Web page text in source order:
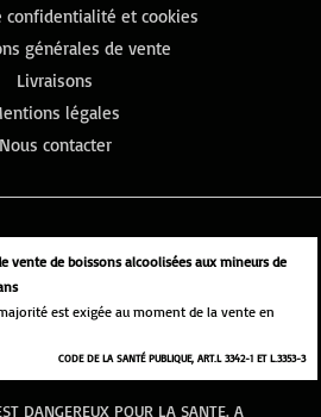
confidentialité et cookies
générales de vente
Livraisons
légales
Nous contacter
vente de boissons alcoolisées aux mineurs de
est exigée au moment de la vente en
CODE DE LA SANTÉ PUBLIQUE, ART.L 3342-1 ET L.3353-3
DANGEREUX POUR LA SANTE. A